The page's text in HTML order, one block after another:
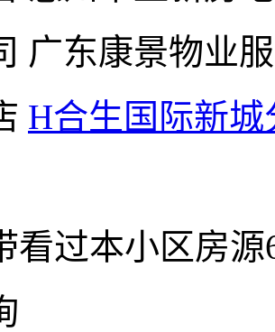
广东康景物业
H合生国际新城
看过本小区房